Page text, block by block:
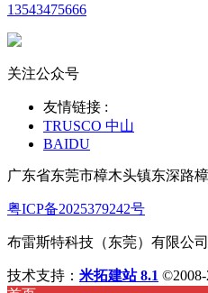
13543475666
关注公众号
友情链接 :
TRUSCO 中山
BAIDU
广东省东莞市樟木头镇东深路
粤ICP备2025379242号
布雷斯特科技（东莞）有限公
技术支持： 米拓建站 8.1 ©2008-